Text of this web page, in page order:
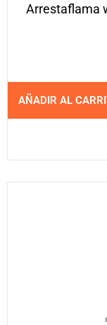
Arrestaflama
AÑADIR AL